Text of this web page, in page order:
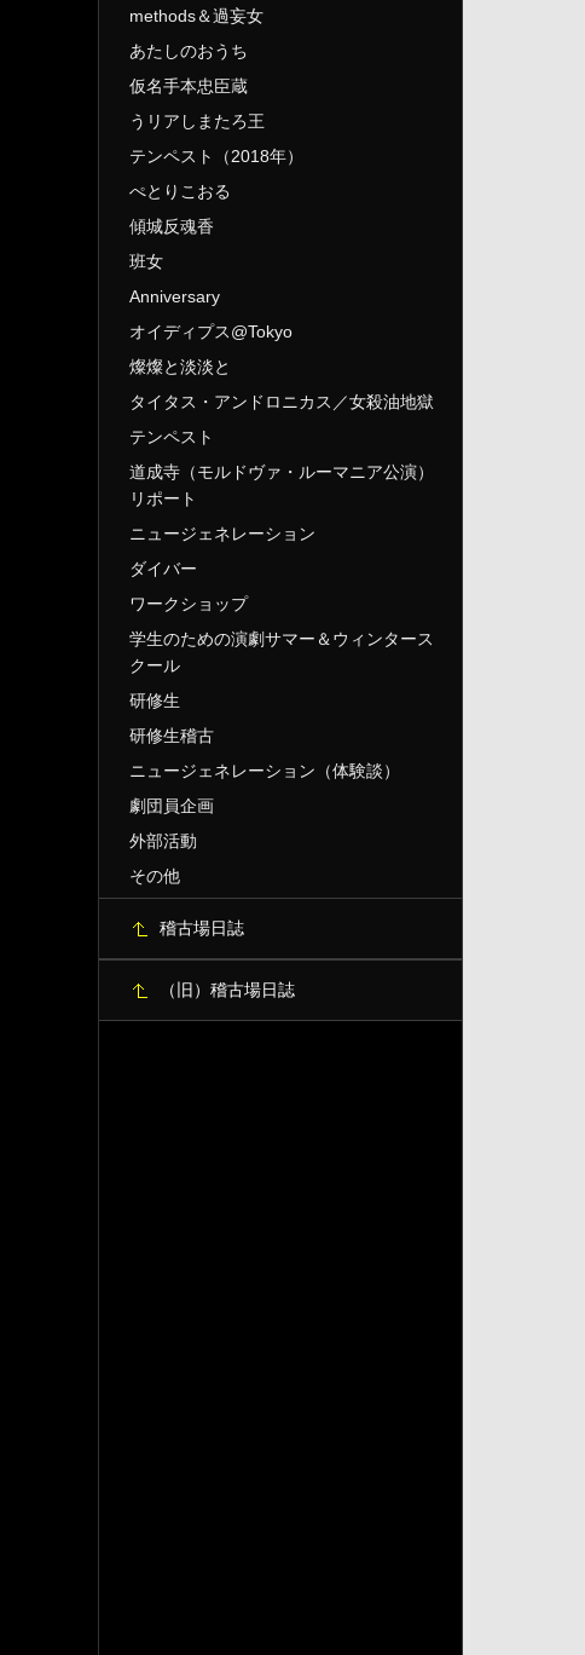
methods＆過妄女
あたしのおうち
仮名手本忠臣蔵
うリアしまたろ王
テンペスト（2018年）
ぺとりこおる
傾城反魂香
班女
Anniversary
オイディプス@Tokyo
燦燦と淡淡と
タイタス・アンドロニカス／女殺油地獄
テンペスト
道成寺（モルドヴァ・ルーマニア公演）
リポート
ニュージェネレーション
ダイバー
ワークショップ
学生のための演劇サマー＆ウィンタース
クール
研修生
研修生稽古
ニュージェネレーション（体験談）
劇団員企画
外部活動
その他
稽古場日誌
（旧）稽古場日誌